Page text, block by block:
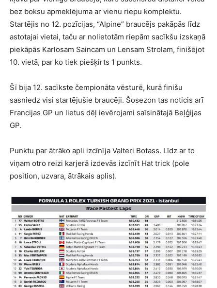
bez boksu apmeklējuma ar vienu riepu komplektu.
Startējis no 12. pozīcijas, “Alpine” braucējs pakāpās līdz
astotajai vietai, taču ar nolietotām riepām sacīkšu izskaņā
piekāpās Karlosam Saincam un Lensam Strolam, finišējot
10. vietā, par ko tiek piešķirts 1 punkts.
Šī bija 12. sacīkste čempionāta vēsturē, kurā finišu
sasniedz visi startējušie braucēji. Šosezon tas noticis arī
Francijas GP un lietus dēļ ievērojami saīsinātajā Beļģijas
GP.
Punktu par ātrāko apli izcīnīja Valteri Botass. Līdz ar to
viņam otro reizi karjerā izdevās izcīnīt Hat trick (pole
position, uzvara, ātrākais aplis).